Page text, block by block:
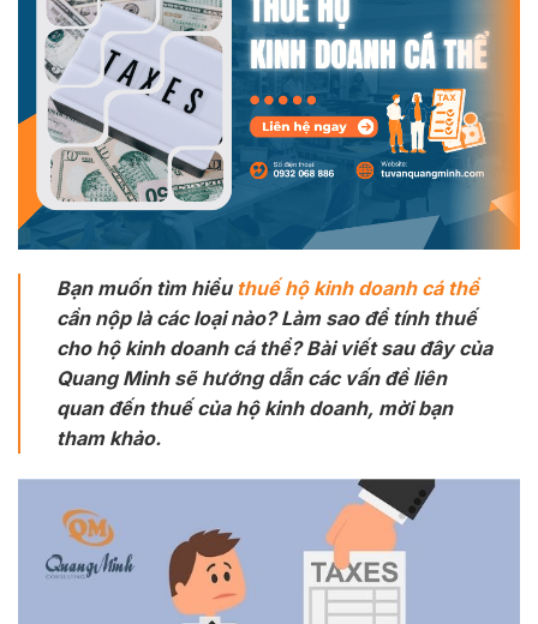
Bạn muốn tìm hiểu thuế hộ kinh doanh cá thể
cần nộp là các loại nào? Làm sao để tính thuế
cho hộ kinh doanh cá thể? Bài viết sau đây của
Quang Minh sẽ hướng dẫn các vấn đề liên
quan đến thuế của hộ kinh doanh, mời bạn
tham khảo.